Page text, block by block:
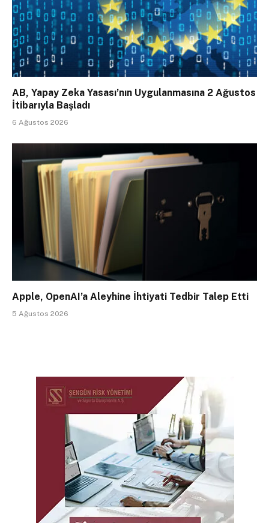
AB, Yapay Zeka Yasası’nın Uygulanmasına 2 Ağustos
İtibarıyla Başladı
6 Ağustos 2026
Apple, OpenAI’a Aleyhine İhtiyati Tedbir Talep Etti
5 Ağustos 2026